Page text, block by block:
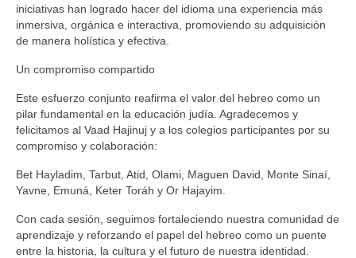
iniciativas han logrado hacer del idioma una experiencia más
inmersiva, orgánica e interactiva, promoviendo su adquisición
de manera holística y efectiva.
Un compromiso compartido
Este esfuerzo conjunto reafirma el valor del hebreo como un
pilar fundamental en la educación judía. Agradecemos y
felicitamos al Vaad Hajinuj y a los colegios participantes por su
compromiso y colaboración:
Bet Hayladim, Tarbut, Atid, Olami, Maguen David, Monte Sinaí,
Yavne, Emuná, Keter Toráh y Or Hajayim.
Con cada sesión, seguimos fortaleciendo nuestra comunidad de
aprendizaje y reforzando el papel del hebreo como un puente
entre la historia, la cultura y el futuro de nuestra identidad.